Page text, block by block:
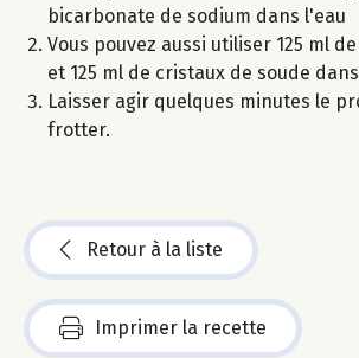
bicarbonate de sodium dans l'eau
Vous pouvez aussi utiliser 125 ml
et 125 ml de cristaux de soude
Laisser agir quelques minutes le
frotter.
Retour à la liste
Imprimer la recette